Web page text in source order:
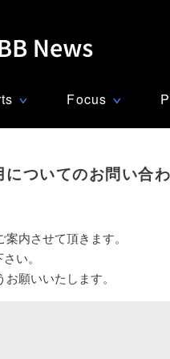
∨ Focus ∨
ついてのお問い合
内させて頂きます。
い。
願いいたします。